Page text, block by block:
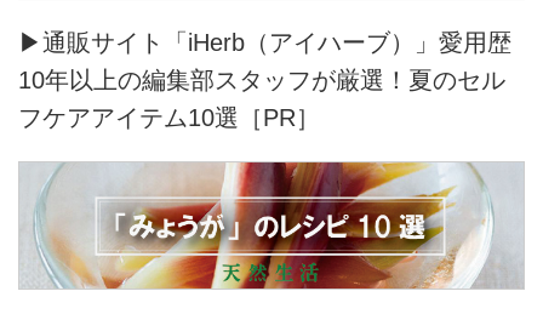
▶通販サイト「iHerb（アイハーブ）」愛用歴
10年以上の編集部スタッフが厳選！夏のセル
フケアアイテム10選［PR］